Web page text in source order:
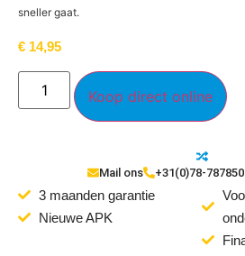
sneller gaat.
€ 14,95
Koop direct online
Mail ons +31(0)78-
3 maanden garantie
Nieuwe APK